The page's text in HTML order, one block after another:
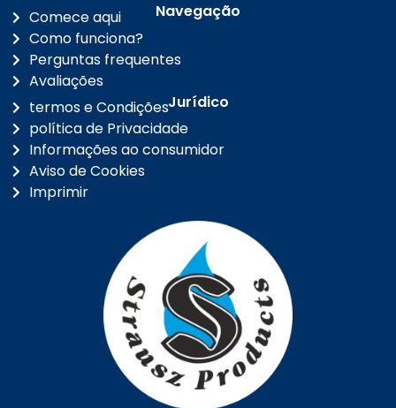
Navegação
Comece aqui
Como funciona?
Perguntas frequentes
Avaliações
Jurídico
termos e Condições
política de Privacidade
Informações ao consumidor
Aviso de Cookies
Imprimir